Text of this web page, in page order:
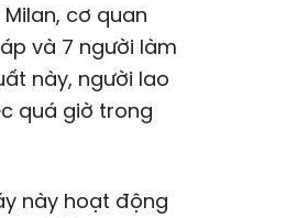
cơ quan
và 7 người làm
này, người lao
quá giờ trong
này hoạt động